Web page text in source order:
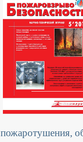
пожаротушения,